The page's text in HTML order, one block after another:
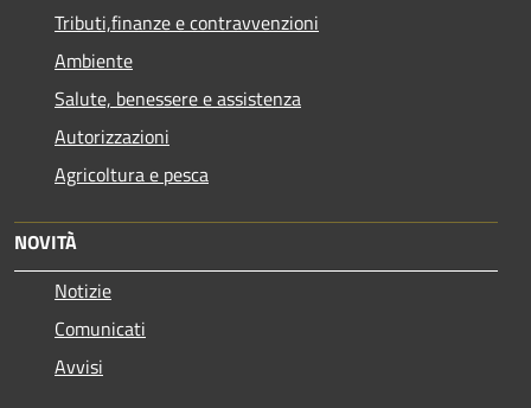
Tributi,finanze e contravvenzioni
Ambiente
Salute, benessere e assistenza
Autorizzazioni
Agricoltura e pesca
NOVITÀ
Notizie
Comunicati
Avvisi